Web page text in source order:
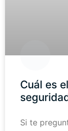
Cuál es
Si te